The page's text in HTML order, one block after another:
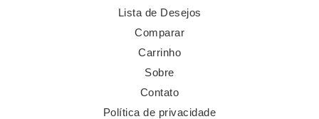
Lista de Desejos
Comparar
Carrinho
Sobre
Contato
Política de privacidade